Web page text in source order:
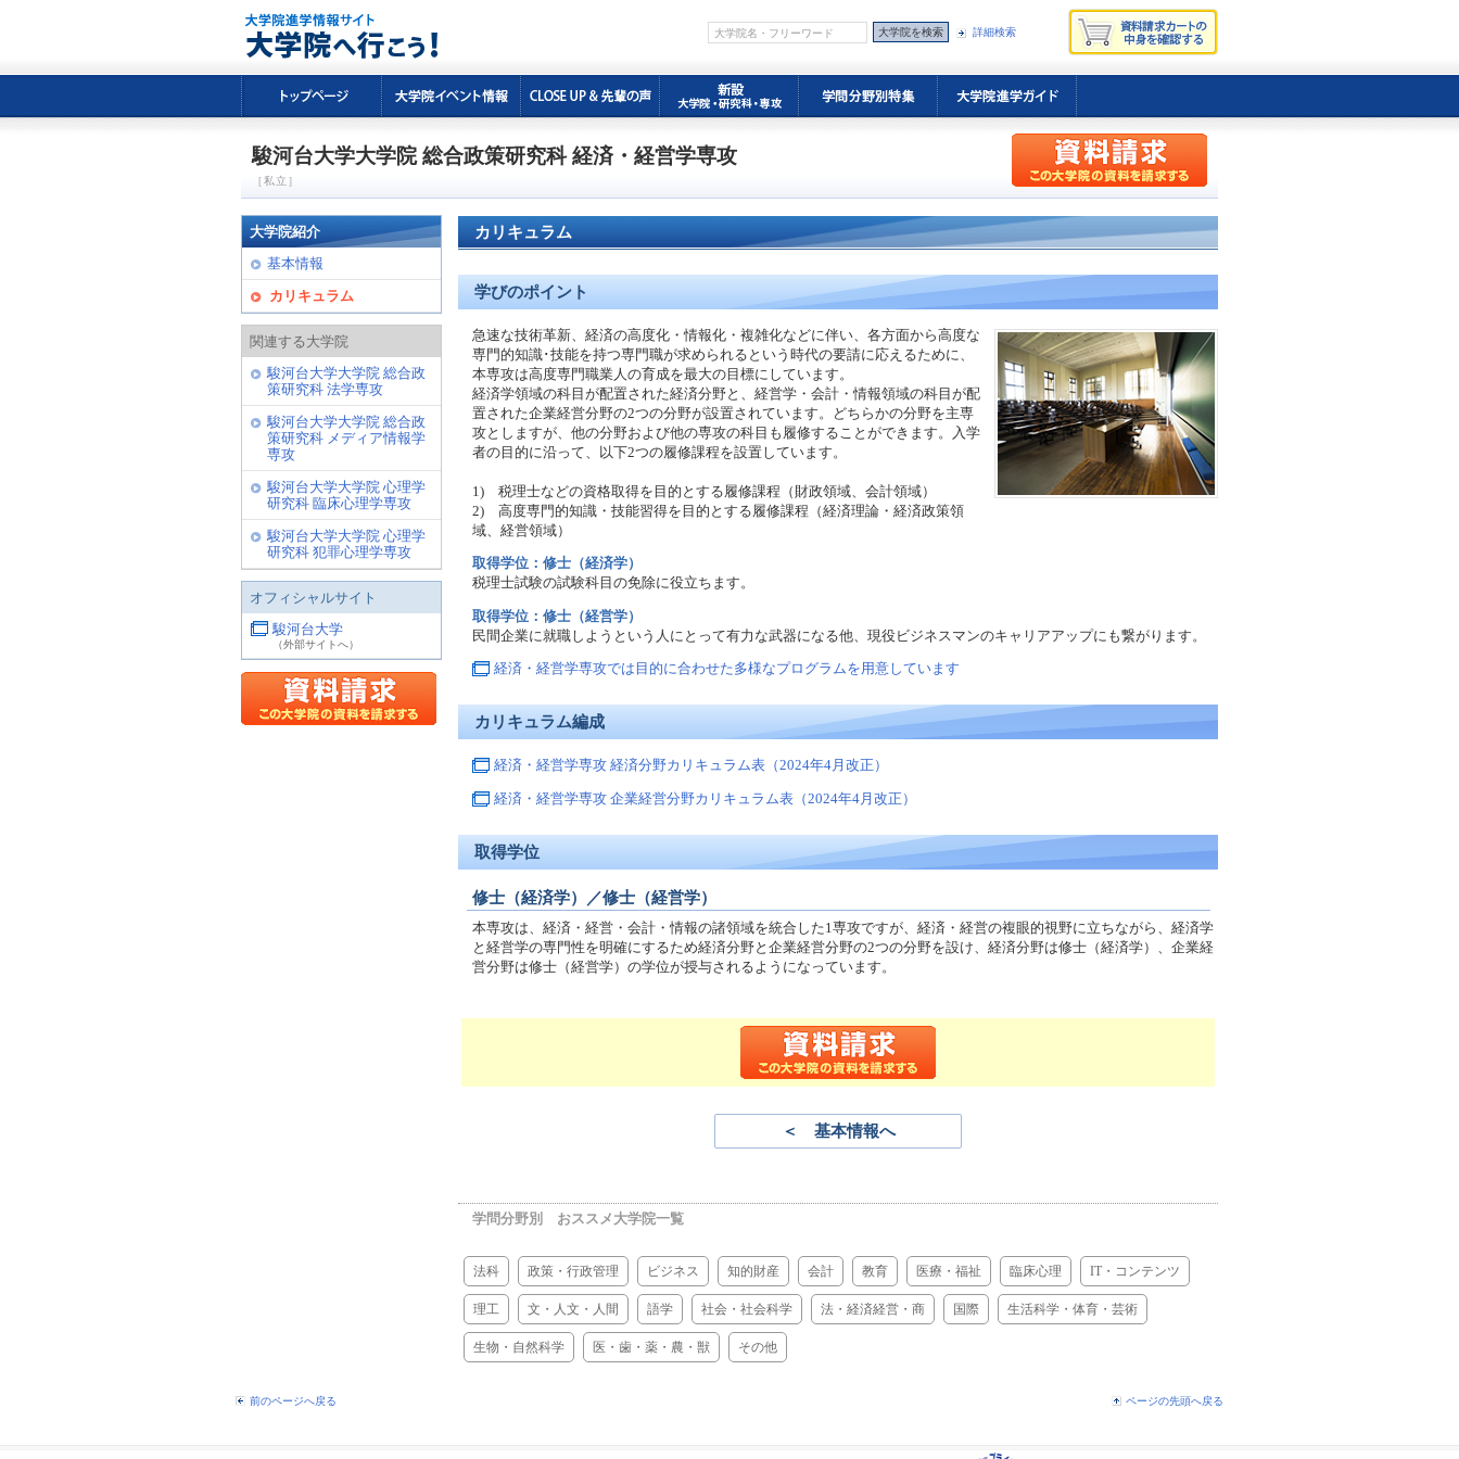
詳細検索
駿河台大学大学院 総合政策研究科 経済・経営学専攻
［私立］
大学院紹介
基本情報
カリキュラム
関連する大学院
駿河台大学大学院 総合政
策研究科 法学専攻
駿河台大学大学院 総合政
策研究科 メディア情報学
専攻
駿河台大学大学院 心理学
研究科 臨床心理学専攻
駿河台大学大学院 心理学
研究科 犯罪心理学専攻
オフィシャルサイト
駿河台大学
（外部サイトへ）
カリキュラム
学びのポイント
急速な技術革新、経済の高度化・情報化・複雑化などに伴い、各方面から高度な
専門的知識･技能を持つ専門職が求められるという時代の要請に応えるために、
本専攻は高度専門職業人の育成を最大の目標にしています。
経済学領域の科目が配置された経済分野と、経営学・会計・情報領域の科目が配
置された企業経営分野の2つの分野が設置されています。どちらかの分野を主専
攻としますが、他の分野および他の専攻の科目も履修することができます。入学
者の目的に沿って、以下2つの履修課程を設置しています。
1) 税理士などの資格取得を目的とする履修課程（財政領域、会計領域）
2) 高度専門的知識・技能習得を目的とする履修課程（経済理論・経済政策領
域、経営領域）
取得学位：修士（経済学）
税理士試験の試験科目の免除に役立ちます。
取得学位：修士（経営学）
民間企業に就職しようという人にとって有力な武器になる他、現役ビジネスマンのキャリアアップにも繋がります。
経済・経営学専攻では目的に合わせた多様なプログラムを用意しています
カリキュラム編成
経済・経営学専攻 経済分野カリキュラム表（2024年4月改正）
経済・経営学専攻 企業経営分野カリキュラム表（2024年4月改正）
取得学位
修士（経済学）／修士（経営学）
本専攻は、経済・経営・会計・情報の諸領域を統合した1専攻ですが、経済・経営の複眼的視野に立ちながら、経済学
と経営学の専門性を明確にするため経済分野と企業経営分野の2つの分野を設け、経済分野は修士（経済学）、企業経
営分野は修士（経営学）の学位が授与されるようになっています。
＜ 基本情報へ
学問分野別 おススメ大学院一覧
法科 政策・行政管理 ビジネス 知的財産 会計 教育 医療・福祉 臨床心理 IT・コンテンツ
理工 文・人文・人間 語学 社会・社会科学 法・経済経営・商 国際 生活科学・体育・芸術
生物・自然科学 医・歯・薬・農・獣 その他
前のページへ戻る ページの先頭へ戻る